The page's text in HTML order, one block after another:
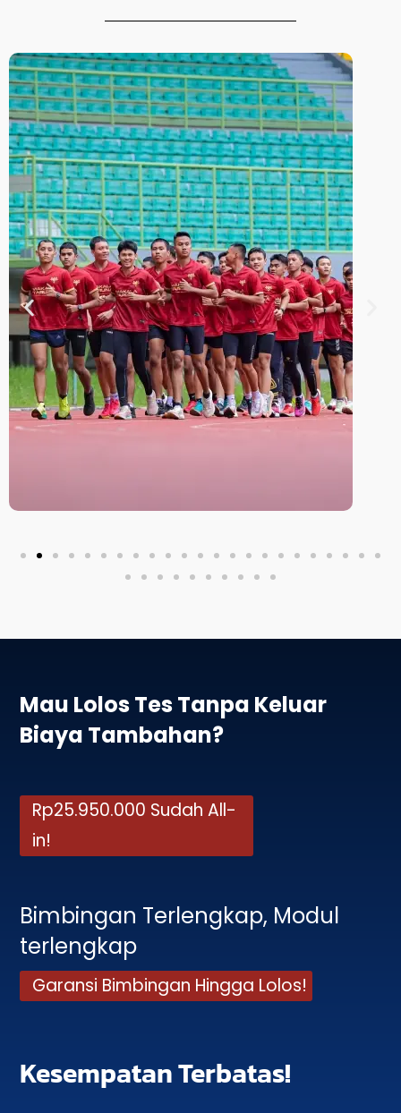
Mau Lolos Tes Tanpa Keluar
Biaya Tambahan?
Rp25.950.000 Sudah All-
in!
Bimbingan Terlengkap, Modul
terlengkap
Garansi Bimbingan Hingga Lolos!
Kesempatan Terbatas!